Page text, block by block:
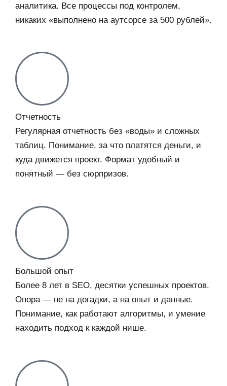
аналитика. Все процессы под контролем,
никаких «выполнено на аутсорсе за 500 рублей».
Отчетность
Регулярная отчетность без «воды» и сложных
таблиц. Понимание, за что платятся деньги, и
куда движется проект. Формат удобный и
понятный — без сюрпризов.
Большой опыт
Более 8 лет в SEO, десятки успешных проектов.
Опора — не на догадки, а на опыт и данные.
Понимание, как работают алгоритмы, и умение
находить подход к каждой нише.